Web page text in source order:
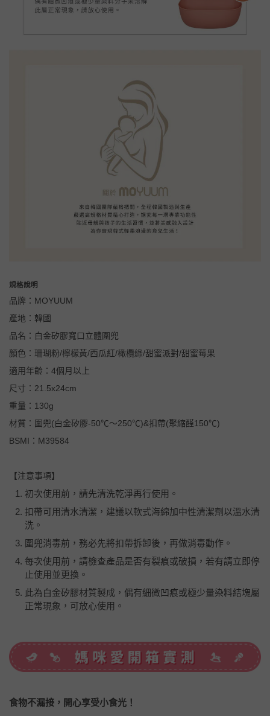
規格說明
品牌：MOYUUM
產地：韓國
品名：白金矽膠寬口立體圍兜
顏色：珊瑚粉/檸檬黃/西瓜紅/橄欖綠/甜蜜派對/甜蜜莓果
適用年齡：4個月以上
尺寸：21.5x24cm
重量：130g
材質：圍兜(白金矽膠-50℃～250℃)&扣帶(聚縮醛150℃)
BSMI：M39584
【注意事項】
初次使用前，請先清洗乾淨再行使用。
扣帶可用清水清潔，建議以軟式海綿加中性清潔劑以溫水清
洗。
圍兜消毒前，務必先將扣帶拆卸後，再做消毒動作。
每次使用前，請檢查產品是否有裂痕或破損，若有請立即停
止使用並更換。
此為白金矽膠材質製成，偶有細微凹痕或極少量染料結塊屬
正常現象，可放心使用。
食物不漏接，開心享受小食光！